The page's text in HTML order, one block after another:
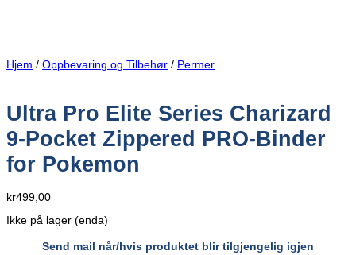
Hjem / Oppbevaring og Tilbehør / Permer
Ultra Pro Elite Series Charizard
9-Pocket Zippered PRO-Binder
for Pokemon
kr499,00
Ikke på lager (enda)
Send mail når/hvis produktet blir tilgjengelig igjen